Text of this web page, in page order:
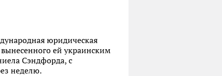
юридическая
ей украинским
Сэндфорда, с
неделю.